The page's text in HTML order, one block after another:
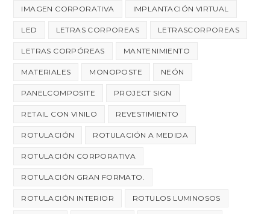
IMAGEN CORPORATIVA IMPLANTACIÓN VIRTUAL
LED LETRAS CORPOREAS LETRASCORPOREAS
LETRAS CORPÓREAS MANTENIMIENTO
MATERIALES MONOPOSTE NEÓN
PANELCOMPOSITE PROJECT SIGN
RETAIL CON VINILO REVESTIMIENTO
ROTULACIÓN ROTULACIÓN A MEDIDA
ROTULACIÓN CORPORATIVA
ROTULACIÓN GRAN FORMATO.
ROTULACIÓN INTERIOR ROTULOS LUMINOSOS